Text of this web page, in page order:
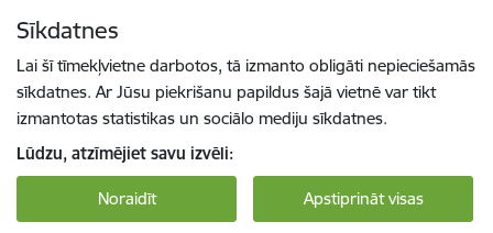
Sīkdatnes
Lai šī tīmekļvietne darbotos, tā izmanto obligāti nepieciešamās
sīkdatnes. Ar Jūsu piekrišanu papildus šajā vietnē var tikt
izmantotas statistikas un sociālo mediju sīkdatnes.
Lūdzu, atzīmējiet savu izvēli:
Noraidīt Apstiprināt visas